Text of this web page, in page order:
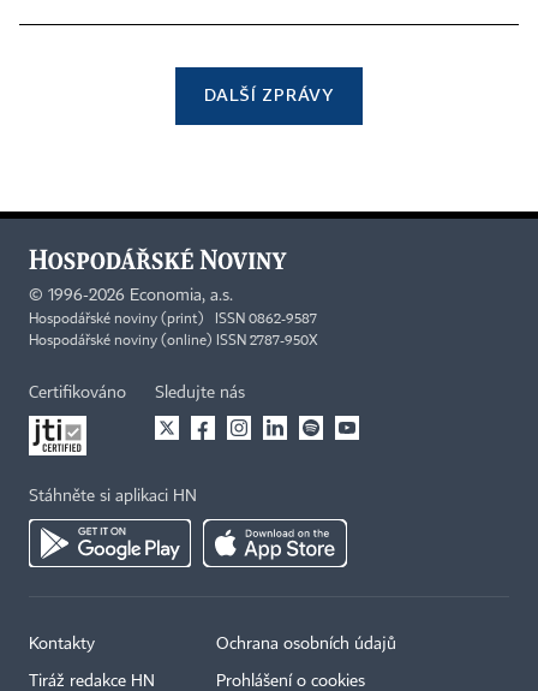
DALŠÍ ZPRÁVY
© 1996-2026 Economia, a.s.
Hospodářské noviny (print) ISSN 0862-9587
Hospodářské noviny (online) ISSN 2787-950X
Certifikováno Sledujte nás
Stáhněte si aplikaci HN
Kontakty
Tiráž redakce HN
Ochrana osobních údajů
Prohlášení o cookies